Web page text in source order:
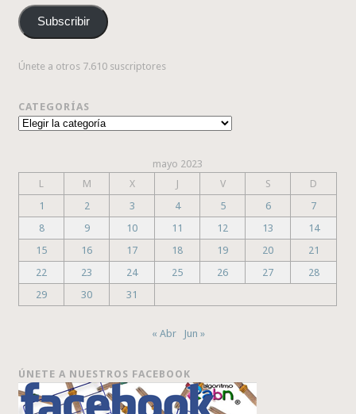
correo
electrónico
Subscribir
Únete a otros 7.610 suscriptores
CATEGORÍAS
Categorías
mayo 2023
L
M X J V S
D
1
2 3 4 5 6
7
8
9 10 11 12 13
14
15
16 17 18 19 20
21
22
23 24 25 26 27
28
29
30 31
« Abr Jun »
ÚNETE A NUESTROS FACEBOOK